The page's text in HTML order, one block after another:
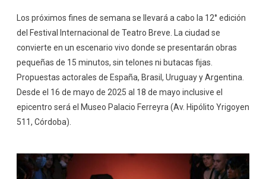
Los próximos fines de semana se llevará a cabo la 12° edición
del Festival Internacional de Teatro Breve. La ciudad se
convierte en un escenario vivo donde se presentarán obras
pequeñas de 15 minutos, sin telones ni butacas fijas.
Propuestas actorales de España, Brasil, Uruguay y Argentina.
Desde el 16 de mayo de 2025 al 18 de mayo inclusive el
epicentro será el Museo Palacio Ferreyra (Av. Hipólito Yrigoyen
511, Córdoba).